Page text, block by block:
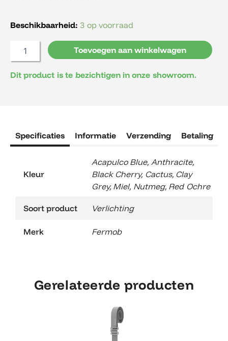
Beschikbaarheid: 3 op voorraad
Toevoegen aan winkelwagen
Dit product is te bezichtigen in onze showroom.
Specificaties Informatie Verzending Betaling
Kleur
Acapulco Blue, Anthracite,
Black Cherry, Cactus, Clay
Grey, Miel, Nutmeg, Red Ochre
Soort product Verlichting
Merk Fermob
Gerelateerde producten